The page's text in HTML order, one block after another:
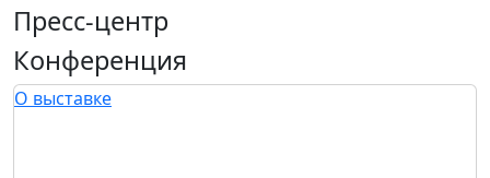
Пресс-центр
Конференция
О выставке